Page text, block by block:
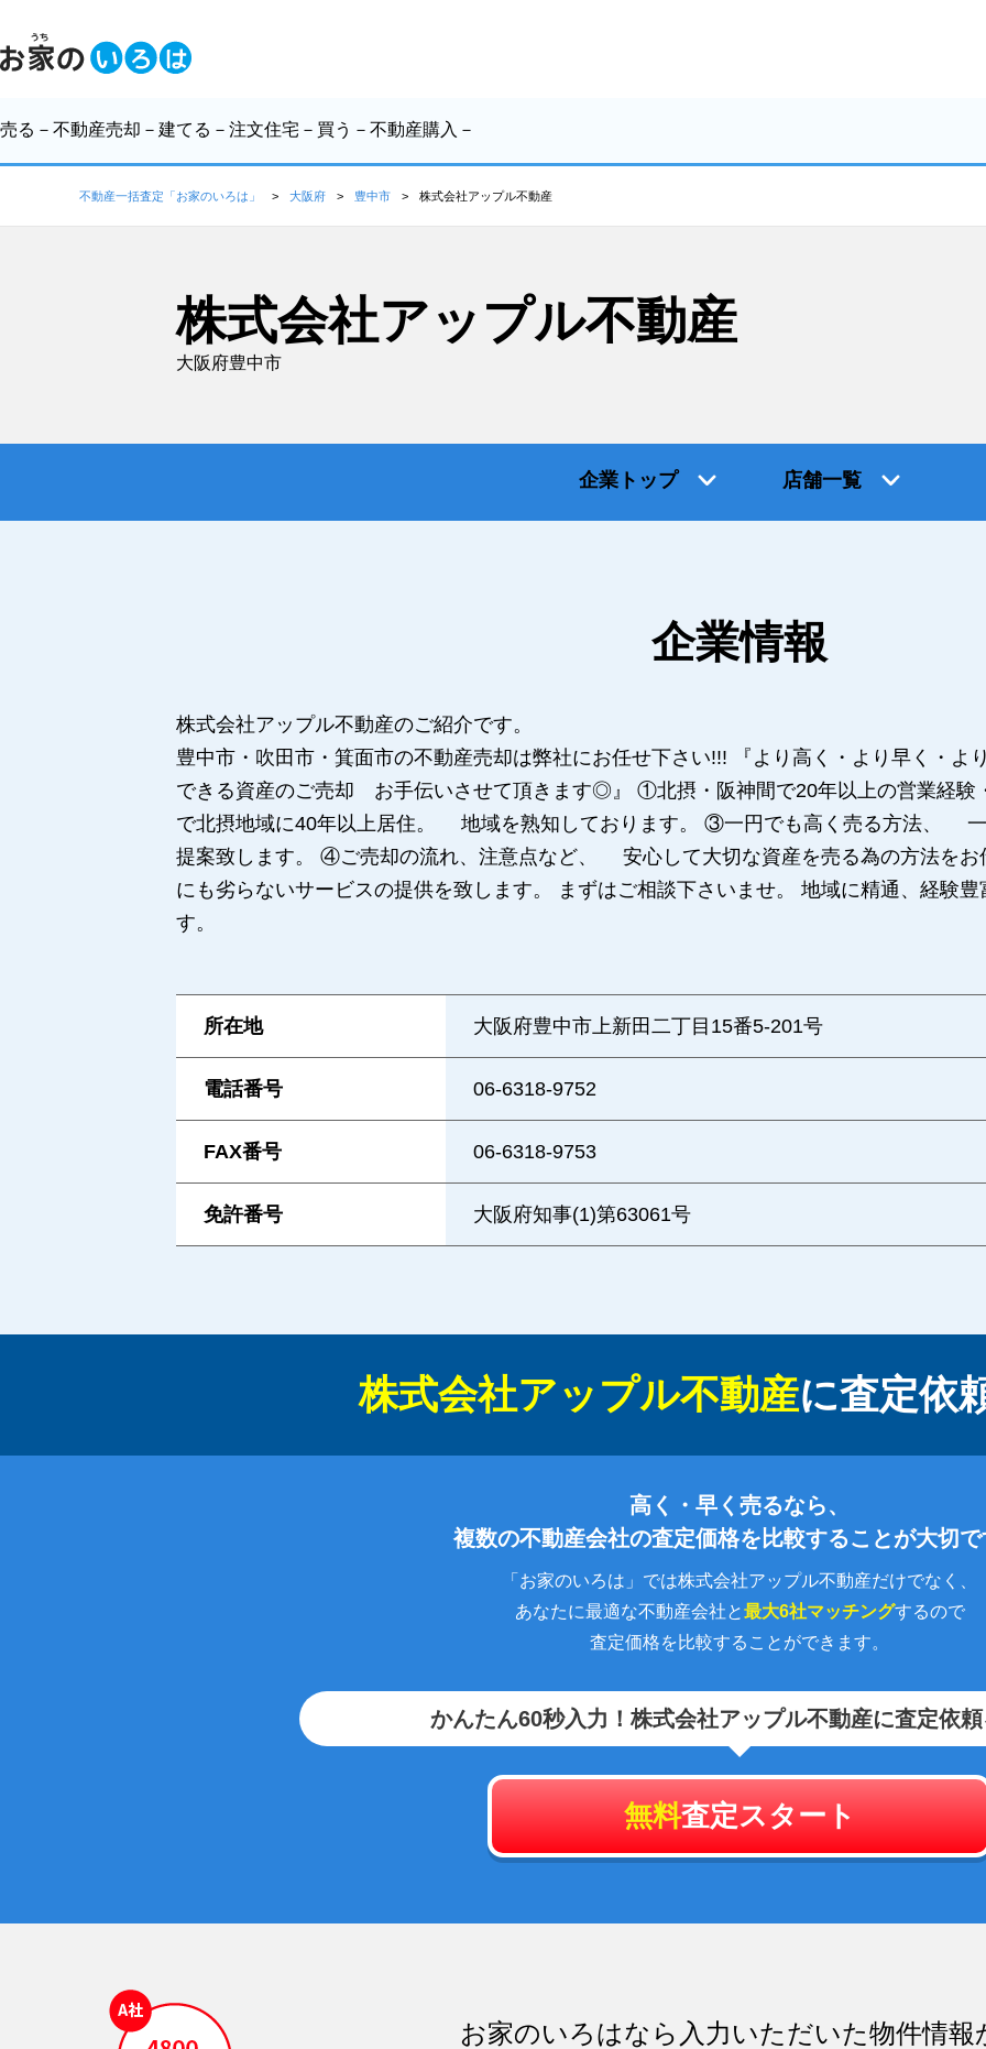
売る －不動産売却－ 建てる －注文住宅－ 買う －不動産購入－
不動産一括査定「お家のいろは」 大阪府 豊中市 株式会社アップル不動産
株式会社アップル不動産
大阪府豊中市
企業トップ 店舗一覧
企業情報
株式会社アップル不動産のご紹介です。
豊中市・吹田市・箕面市の不動産売却は弊社にお任せ下さい!!! 『より高く・より早く・
できる資産のご売却 お手伝いさせて頂きます◎』 ①北摂・阪神間で20年以上の営業経験
で北摂地域に40年以上居住。 地域を熟知しております。 ③一円でも高く売る方法、 一
提案致します。 ④ご売却の流れ、注意点など、 安心して大切な資産を売る為の方法を
にも劣らないサービスの提供を致します。 まずはご相談下さいませ。 地域に精通、経験
す。
所在地 大阪府豊中市上新田二丁目15番5-201号
電話番号 06-6318-9752
FAX番号 06-6318-9753
免許番号 大阪府知事(1)第63061号
株式会社アップル不動産に査定依
高く・早く売るなら、
複数の不動産会社の査定価格を比較することが大切
「お家のいろは」では株式会社アップル不動産だけでなく、
あなたに最適な不動産会社と最大6社マッチングするので
査定価格を比較することができます。
かんたん60秒入力！ 株式会社アップル不動産に査定依
無料査定スタート
お家のいろはなら入力いただいた物件情報